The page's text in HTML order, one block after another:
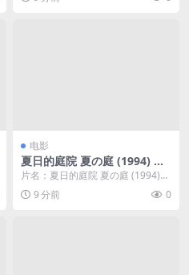
电影
夏日的庭院 夏の庭 (1994) 丨
三国连太郎 / 坂田直树主演丨
剧情 / 喜剧丨日本电影丨又名:
夏之庭
片名：夏日的庭院 夏の庭 (1994)
丨三国连太郎 / 坂田直树主演丨剧
情 /...9 分前 0